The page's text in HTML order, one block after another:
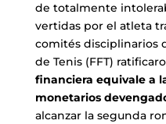
de totalmente
vertidas por el atleta
comités disciplinarios
de Tenis (FFT)
financiera equivale a
monetarios
alcanzar la segunda